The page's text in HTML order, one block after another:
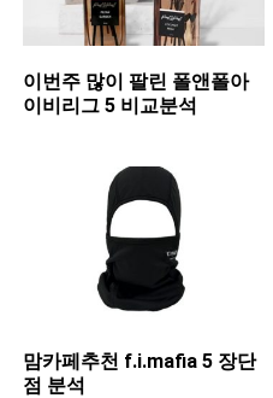
이번주 많이 팔린 ​폴앤폴아
이비리그 5 비교분석
맘카페추천 ​f.i.mafia 5 장단
점 분석